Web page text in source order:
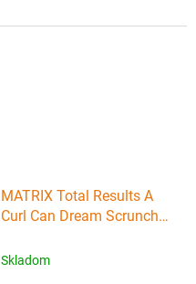
MATRIX Total Results A
Curl Can Dream Scrunch
vlnité vlasy
Skladom